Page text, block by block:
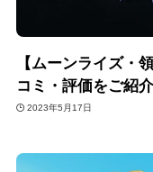
【ムーンライズ・
コミ・評価をご紹介
2023年5月17日